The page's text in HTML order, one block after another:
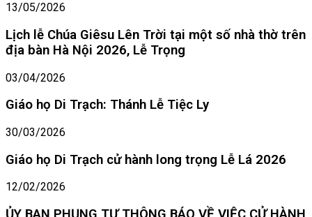
13/05/2026
Lịch lễ Chúa Giêsu Lên Trời tại một số nhà thờ trên
địa bàn Hà Nội 2026, Lễ Trọng
03/04/2026
Giáo họ Di Trạch: Thánh Lễ Tiệc Ly
30/03/2026
Giáo họ Di Trạch cử hành long trọng Lễ Lá 2026
12/02/2026